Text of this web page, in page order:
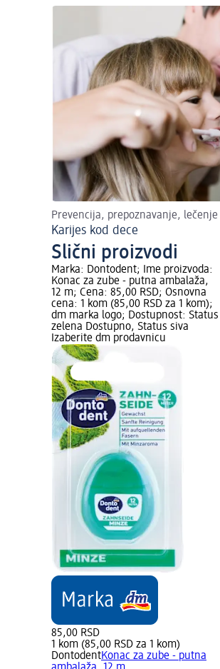
Prevencija, prepoznavanje, lečenje
Karijes kod dece
Slični proizvodi
Marka: Dontodent; Ime proizvoda:
Konac za zube - putna ambalaža,
12 m; Cena: 85,00 RSD; Osnovna
cena: 1 kom (85,00 RSD za 1 kom);
dm marka logo; Dostupnost: Status
zelena Dostupno, Status siva
Izaberite dm prodavnicu
85,00 RSD
1 kom (85,00 RSD za 1 kom)
DontodentKonac za zube - putna